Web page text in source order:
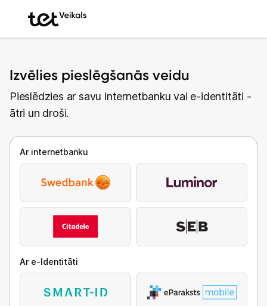
Izvēlies pieslēgšanās veidu
Pieslēdzies ar savu internetbanku vai e-identitāti -
ātri un droši.
Ar internetbanku
Ar e-Identitāti